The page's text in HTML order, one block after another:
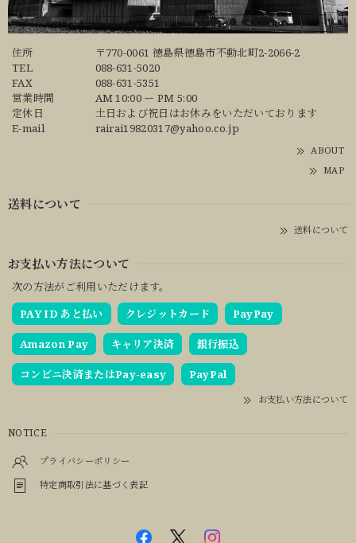
住所
〒770-0061 徳島県徳島市不動北町2-2066-2
TEL
088-631-5020
FAX
088-631-5351
営業時間
AM 10:00 ー PM 5:00
定休日
土日および祝日はお休みをいただいております
E-mail
rairai19820317@yahoo.co.jp
ABOUT
MAP
送料について
送料について
お支払い方法について
次の方法がご利用いただけます。
PAY ID あと払い
クレジットカード PayPay
Amazon Pay キャリア決済 銀行振込
コンビニ決済またはPay-easy PayPal
お支払い方法について
NOTICE
プライバシーポリシー
特定商取引法に基づく表記